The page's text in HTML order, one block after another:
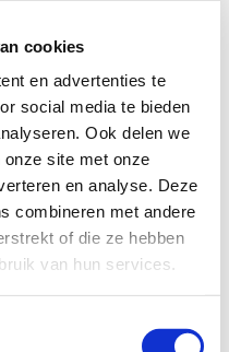
cookies
en advertenties te
social media te bieden
Ook delen we
site met onze
en analyse. Deze
combineren met andere
of die ze hebben
van hun services.
wij onze eigen
mensen die uw vloer
zijn met ons bedrijf.
precies welke
Dan leggen we
op voor een